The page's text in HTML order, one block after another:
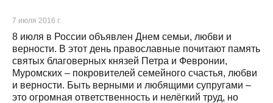
7 июля 2016 г.
8 июля в России объявлен Днем семьи, любви и
верности. В этот день православные почитают память
святых благоверных князей Петра и Февронии,
Муромских – покровителей семейного счастья, любви
и верности. Быть верными и любящими супругами –
это огромная ответственность и нелёгкий труд, но